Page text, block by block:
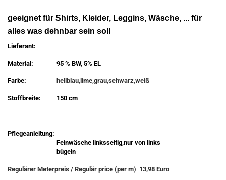
geeignet für Shirts, Kleider, Leggins, Wäsche, ... für
alles was dehnbar sein soll
Lieferant:
Material: 95 % BW, 5% EL
Farbe: hellblau,lime,grau,schwarz,weiß
Stoffbreite: 150 cm
Pflegeanleitung:
Feinwäsche linksseitig,nur von links
bügeln
Regulärer Meterpreis / Regulär price (per m) 13,98 Euro